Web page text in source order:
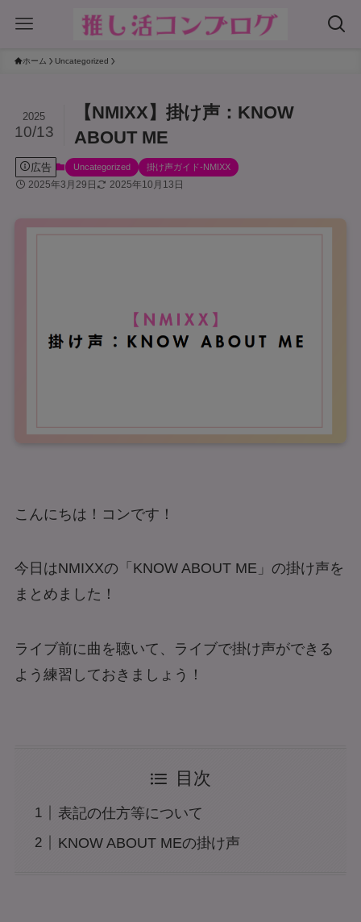
ホーム Uncategorized
【NMIXX】掛け声：KNOW
ABOUT ME
2025
10/13
広告 Uncategorized 掛け声ガイド-NMIXX
2025年3月29日 2025年10月13日
こんにちは！コンです！
今日はNMIXXの「KNOW ABOUT ME」の掛け声を
まとめました！
ライブ前に曲を聴いて、ライブで掛け声ができる
よう練習しておきましょう！
目次
表記の仕方等について
KNOW ABOUT MEの掛け声